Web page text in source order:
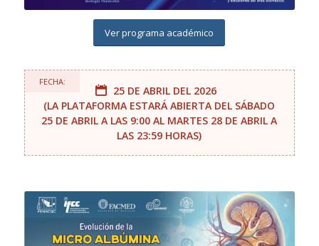
Ver programa académico
FECHA:
25 DE ABRIL DEL 2026
(LA PLATAFORMA ESTARÁ ABIERTA DEL SÁBADO
25 DE ABRIL A LAS 9:00 AL MARTES 28 DE ABRIL A
LAS 23:59 HORAS)